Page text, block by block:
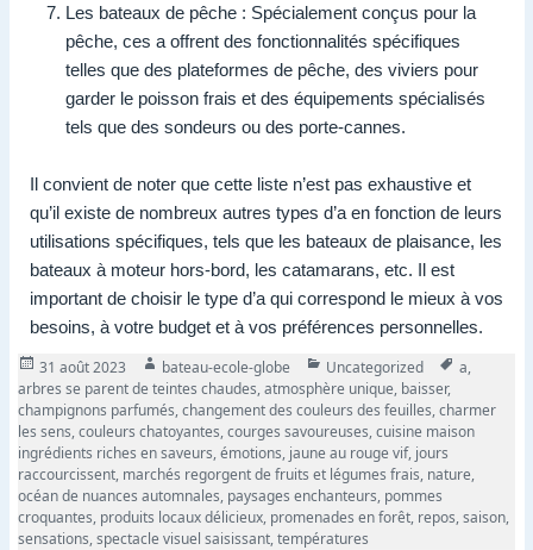
Les bateaux de pêche : Spécialement conçus pour la
pêche, ces a offrent des fonctionnalités spécifiques
telles que des plateformes de pêche, des viviers pour
garder le poisson frais et des équipements spécialisés
tels que des sondeurs ou des porte-cannes.
Il convient de noter que cette liste n’est pas exhaustive et
qu’il existe de nombreux autres types d’a en fonction de leurs
utilisations spécifiques, tels que les bateaux de plaisance, les
bateaux à moteur hors-bord, les catamarans, etc. Il est
important de choisir le type d’a qui correspond le mieux à vos
besoins, à votre budget et à vos préférences personnelles.
Publié
le
31 août 2023 Auteur
bateau-ecole-globe Catégories
Uncategorized Tags
a,
arbres se parent de teintes chaudes,atmosphère unique, baisser,
champignons parfumés,changement des couleurs des feuilles,charmer
les sens,couleurs chatoyantes,courges savoureuses,cuisine maison
ingrédients riches en saveurs,émotions, jaune au rouge vif, jours
raccourcissent, marchés regorgent de fruits et légumes frais, nature,
océan de nuances automnales, paysages enchanteurs, pommes
croquantes, produits locaux délicieux, promenades en forêt, repos,saison,
sensations,spectacle visuel saisissant,températures